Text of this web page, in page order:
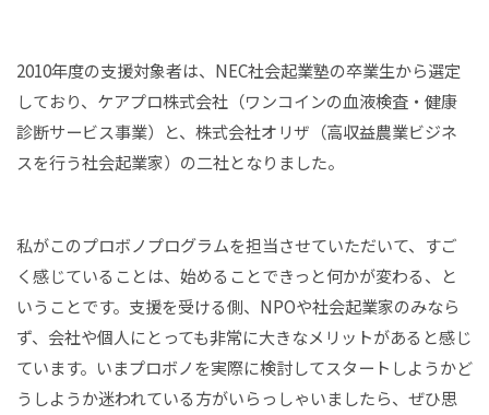
2010年度の支援対象者は、NEC社会起業塾の卒業生から選定
しており、ケアプロ株式会社（ワンコインの血液検査・健康
診断サービス事業）と、株式会社オリザ（高収益農業ビジネ
スを行う社会起業家）の二社となりました。
私がこのプロボノプログラムを担当させていただいて、すご
く感じていることは、始めることできっと何かが変わる、と
いうことです。支援を受ける側、NPOや社会起業家のみなら
ず、会社や個人にとっても非常に大きなメリットがあると感じ
ています。いまプロボノを実際に検討してスタートしようかど
うしようか迷われている方がいらっしゃいましたら、ぜひ思